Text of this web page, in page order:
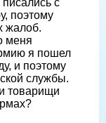
с
поэтому
жалоб.
меня
я пошел
и поэтому
службы.
товарищи